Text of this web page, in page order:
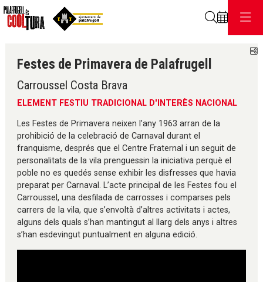
Festes de Primavera de Palafrugell
Carroussel Costa Brava
ELEMENT FESTIU TRADICIONAL D'INTERÈS NACIONAL
Les Festes de Primavera neixen l’any 1963 arran de la
prohibició de la celebració de Carnaval durant el
franquisme, després que el Centre Fraternal i un seguit de
personalitats de la vila prenguessin la iniciativa perquè el
poble no es quedés sense exhibir les disfresses que havia
preparat per Carnaval. L’acte principal de les Festes fou el
Carroussel, una desfilada de carrosses i comparses pels
carrers de la vila, que s’envoltà d’altres activitats i actes,
alguns dels quals s’han mantingut al llarg dels anys i altres
s’han esdevingut puntualment en alguna edició.